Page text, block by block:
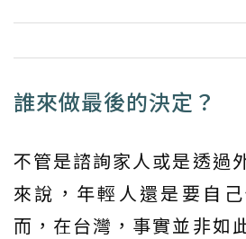
誰來做最後的決定？
不管是諮詢家人或是透過
來說，年輕人還是要自
而，在台灣，事實並非如